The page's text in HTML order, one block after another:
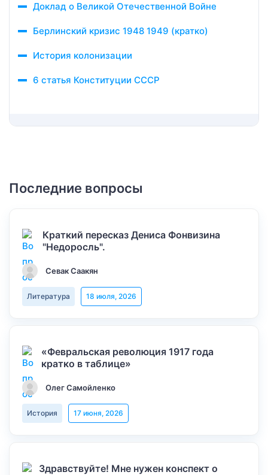
Доклад о Великой Отечественной Войне
Берлинский кризис 1948 1949 (кратко)
История колонизации
6 статья Конституции СССР
Последние вопросы
Краткий пересказ Дениса Фонвизина
"Недоросль".
Севак Саакян
Литература 18 июля, 2026
«Февральская революция 1917 года
кратко в таблице»
Олег Самойленко
История 17 июня, 2026
Здравствуйте! Мне нужен конспект о